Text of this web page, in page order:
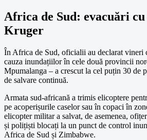
Africa de Sud: evacuări
Kruger
În Africa de Sud, oficialii au declarat vineri
cauza inundațiilor în cele două provincii
Mpumalanga – a crescut la cel puțin 30 de
de salvare continuă.
Armata sud-africană a trimis elicoptere
pe acoperișurile caselor sau în copaci în
elicopter militar a salvat, de asemenea,
și polițiști blocați la un punct de control
Africa de Sud și Zimbabwe.